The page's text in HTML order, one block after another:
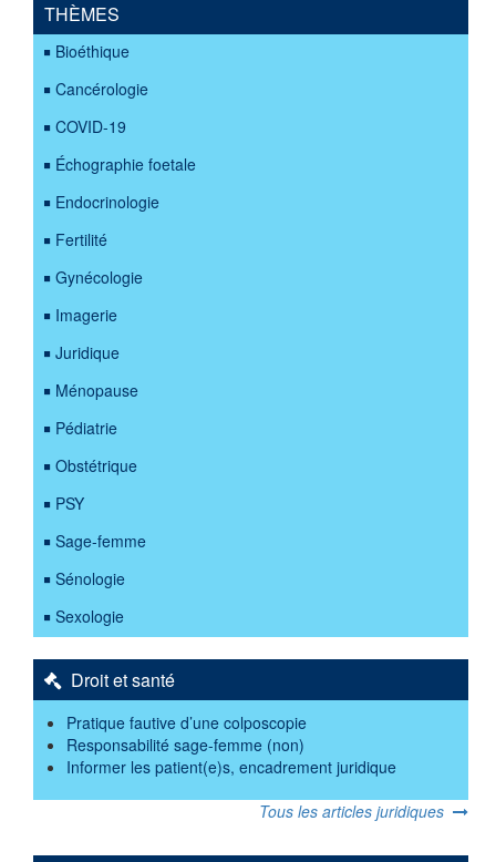
THÈMES
Bioéthique
Cancérologie
COVID-19
Échographie foetale
Endocrinologie
Fertilité
Gynécologie
Imagerie
Juridique
Ménopause
Pédiatrie
Obstétrique
PSY
Sage-femme
Sénologie
Sexologie
Droit et santé
Pratique fautive d’une colposcopie
Responsabilité sage-femme (non)
Informer les patient(e)s, encadrement juridique
Tous les articles juridiques